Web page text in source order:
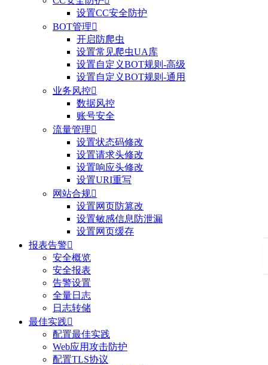
设置CC安全防护
BOT管理
开启防爬虫
设置常见爬虫UA库
设置自定义BOT规则-高级
设置自定义BOT规则-通用
业务风控
数据风控
账号安全
流量管理
设置状态码修改
设置请求头修改
设置响应头修改
设置URI重写
网站合规
设置网页防篡改
设置敏感信息防泄漏
设置网页缓存
报表告警
安全概览
安全报表
告警设置
全量日志
日志转储
最佳实践
配置最佳实践
Web应用攻击防护
配置TLS协议